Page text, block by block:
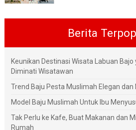
Berita
Keunikan Destinasi Wisata Labuan
Diminati Wisatawan
Trend Baju Pesta Muslimah Elegan dan
Model Baju Muslimah Untuk Ibu
Tak Perlu ke Kafe, Buat Makanan dan
Rumah